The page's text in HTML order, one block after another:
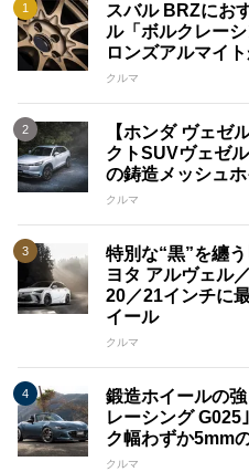
スバル BRZにお
ル「ボルクレー
ロンズアルマイ
クルマ
【ホンダ ヴェゼ
クトSUVヴェゼ
の鋳造メッシュ
クルマ
特別な“黒”を纏
ヨタ アルヴェル
20／21インチに
イール
クルマ
鍛造ホイールの
レーシング G025
ク幅わずか5mm
クルマ